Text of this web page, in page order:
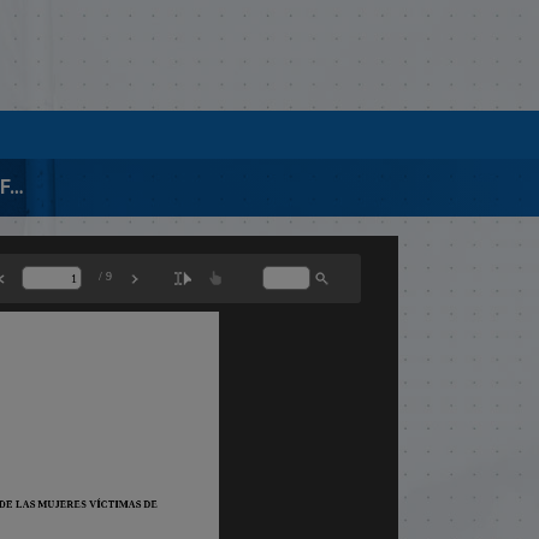
00485-APROBADA-LEY FACILITA ACCESO A JUSTICIA DEMUJERES VÍCTIMAS DE VIOLENCIA